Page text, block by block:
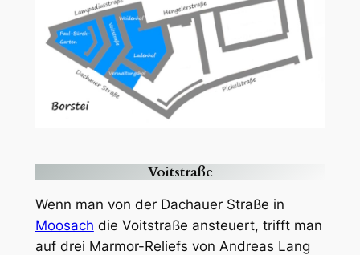
Voitstraße
Wenn man von der Dachauer Straße in
Moosach die Voitstraße ansteuert, trifft man
auf drei Marmor-Reliefs von Andreas Lang